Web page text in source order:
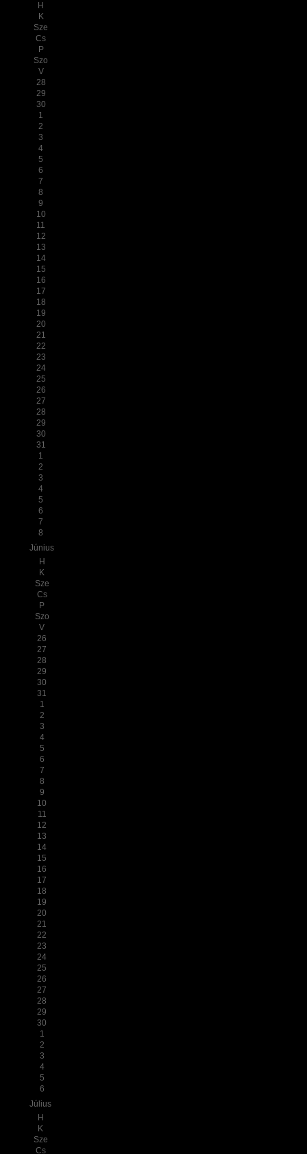
H
K
Sze
Cs
P
Szo
V
28
29
30
1
2
3
4
5
6
7
8
9
10
11
12
13
14
15
16
17
18
19
20
21
22
23
24
25
26
27
28
29
30
31
1
2
3
4
5
6
7
8
Június
H
K
Sze
Cs
P
Szo
V
26
27
28
29
30
31
1
2
3
4
5
6
7
8
9
10
11
12
13
14
15
16
17
18
19
20
21
22
23
24
25
26
27
28
29
30
1
2
3
4
5
6
Július
H
K
Sze
Cs